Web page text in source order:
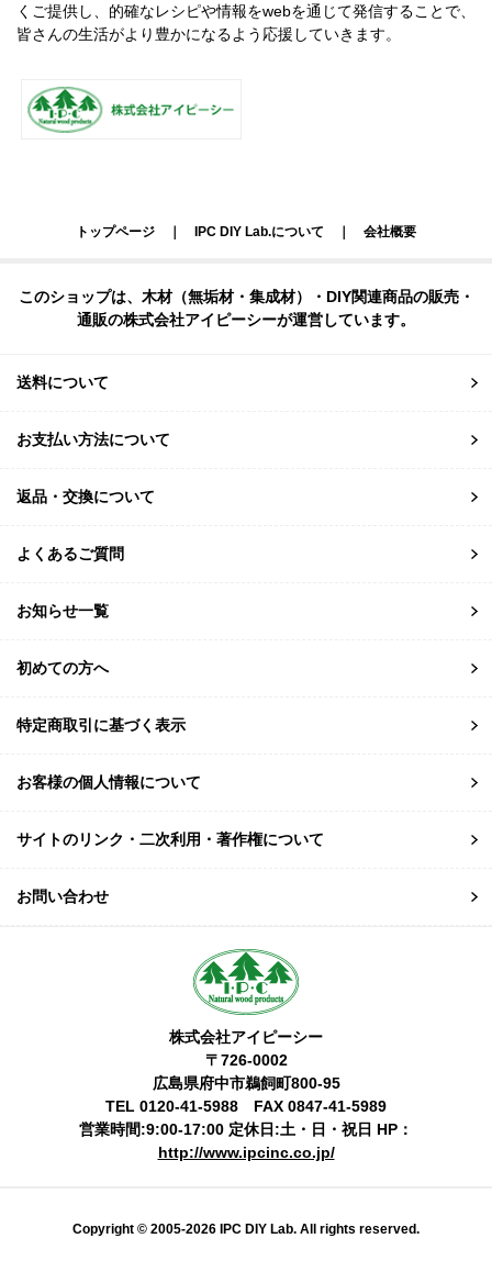
くご提供し、的確なレシピや情報をwebを通じて発信することで、
皆さんの生活がより豊かになるよう応援していきます。
トップページ IPC DIY Lab.について 会社概要
このショップは、木材（無垢材・集成材）・DIY関連商品の販売・
通販の株式会社アイピーシーが運営しています。
送料について
お支払い方法について
返品・交換について
よくあるご質問
お知らせ一覧
初めての方へ
特定商取引に基づく表示
お客様の個人情報について
サイトのリンク・二次利用・著作権について
お問い合わせ
株式会社アイピーシー
〒726-0002
広島県府中市鵜飼町800-95
TEL 0120-41-5988 FAX 0847-41-5989
営業時間:9:00-17:00 定休日:土・日・祝日 HP：
http://www.ipcinc.co.jp/
Copyright © 2005-2026 IPC DIY Lab. All rights reserved.